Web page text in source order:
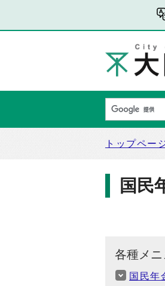
トップペー
国民
各種メ
国民年